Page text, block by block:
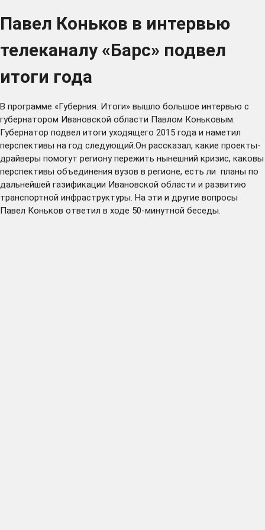
Павел Коньков в интервью
телеканалу «Барс» подвел
итоги года
В программе «Губерния. Итоги» вышло большое интервью с
губернатором Ивановской области Павлом Коньковым.
Губернатор подвел итоги уходящего 2015 года и наметил
перспективы на год следующий.Он рассказал, какие проекты-
драйверы помогут региону пережить нынешний кризис, каковы
перспективы объединения вузов в регионе, есть ли планы по
дальнейшей газификации Ивановской области и развитию
транспортной инфраструктуры. На эти и другие вопросы
Павел Коньков ответил в ходе 50-минутной беседы.